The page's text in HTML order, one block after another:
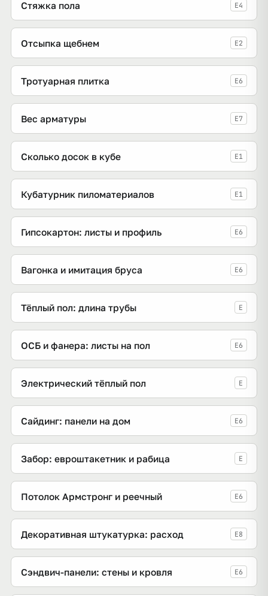
Стяжка пола E4
Отсыпка щебнем E2
Тротуарная плитка E6
Вес арматуры E7
Сколько досок в кубе E1
Кубатурник пиломатериалов E1
Гипсокартон: листы и профиль E6
Вагонка и имитация бруса E6
Тёплый пол: длина трубы E
ОСБ и фанера: листы на пол E6
Электрический тёплый пол E
Сайдинг: панели на дом E6
Забор: евроштакетник и рабица E
Потолок Армстронг и реечный E6
Декоративная штукатурка: расход E8
Сэндвич-панели: стены и кровля E6